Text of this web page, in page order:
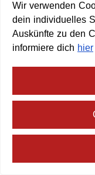
Leicht
Gut
Min. /
0 Min
Wir verwenden
dein individuelles
Auskünfte zu den
informiere dich hier